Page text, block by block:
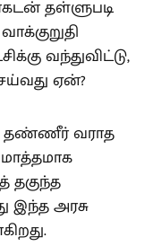
தள்ளுபடி
வந்துவிட்டு,
ஏன்?
தண்ணீர் வராத
தகுந்த
அரசு